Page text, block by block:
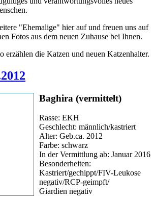
"Ehemalige" hier auf und freuen uns auf
Fotos aus dem neuen Zuhause bei Ihnen.
erzählen die Katzen und neuen Katzenhalter.
Baghira (vermittelt)
Rasse: EKH
Geschlecht: männlich/kastriert
Alter: Geb.ca. 2012
Farbe: schwarz
In der Vermittlung ab: Januar 2016
Besonderheiten:
Kastriert/gechippt/FIV-Leukose
negativ/RCP-geimpft/
Giardien negativ